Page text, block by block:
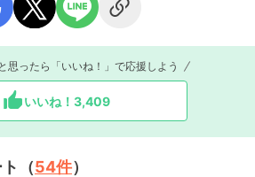
思ったら「いいね！」で応援しよう
いいね！ 3,409
（54件）